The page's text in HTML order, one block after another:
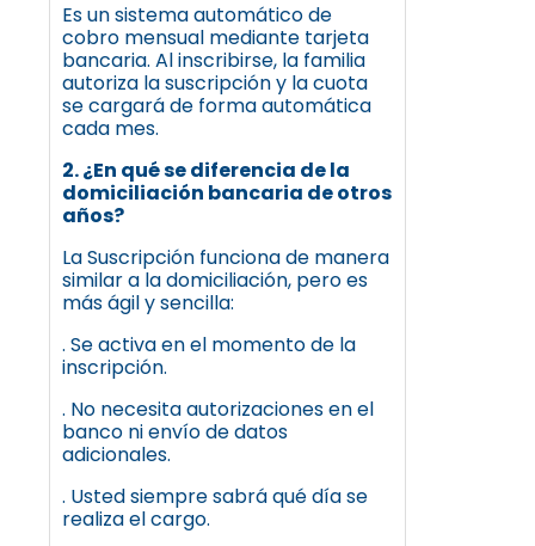
Es un sistema automático de
cobro mensual mediante tarjeta
bancaria. Al inscribirse, la familia
autoriza la suscripción y la cuota
se cargará de forma automática
cada mes.
2. ¿En qué se diferencia de la
domiciliación bancaria de otros
años?
La Suscripción funciona de manera
similar a la domiciliación, pero es
más ágil y sencilla:
. Se activa en el momento de la
inscripción.
. No necesita autorizaciones en el
banco ni envío de datos
adicionales.
. Usted siempre sabrá qué día se
realiza el cargo.